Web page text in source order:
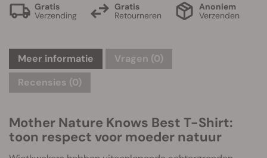
Gratis
Verzending
Gratis
Retourneren
Anoniem
Verzenden
Meer informatie Vragen (0)
Recensies (0)
Mother Nature Knows Best T-Shirt:
toon respect voor moeder natuur